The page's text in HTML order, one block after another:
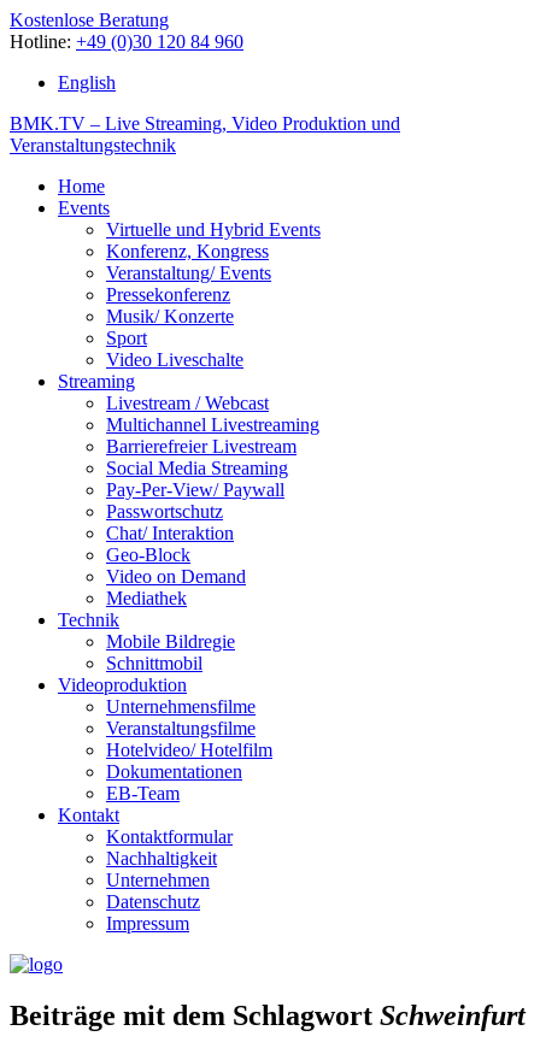
Kostenlose Beratung
Hotline: +49 (0)30 120 84 960
English
BMK.TV – Live Streaming, Video Produktion und
Veranstaltungstechnik
Home
Events
Virtuelle und Hybrid Events
Konferenz, Kongress
Veranstaltung/ Events
Pressekonferenz
Musik/ Konzerte
Sport
Video Liveschalte
Streaming
Livestream / Webcast
Multichannel Livestreaming
Barrierefreier Livestream
Social Media Streaming
Pay-Per-View/ Paywall
Passwortschutz
Chat/ Interaktion
Geo-Block
Video on Demand
Mediathek
Technik
Mobile Bildregie
Schnittmobil
Videoproduktion
Unternehmensfilme
Veranstaltungsfilme
Hotelvideo/ Hotelfilm
Dokumentationen
EB-Team
Kontakt
Kontaktformular
Nachhaltigkeit
Unternehmen
Datenschutz
Impressum
Beiträge mit dem Schlagwort Schweinfurt